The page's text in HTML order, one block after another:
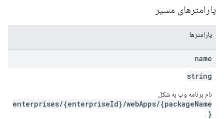
پارامترهای مسیر
پارامترها
name
string
نام برنامه وب به شکل
enterprises/{enterpriseId}/webApps/{packageName
}